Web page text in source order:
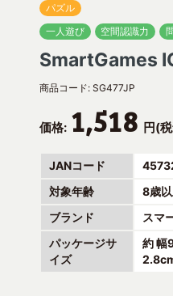
パズル
一人遊び
空間認識力
SmartGames
商品コード: SG477JP
価格: 1,518 円(
JANコード
対象年齢
8歳
ブランド
スマ
パッケージサ
イズ
約 幅